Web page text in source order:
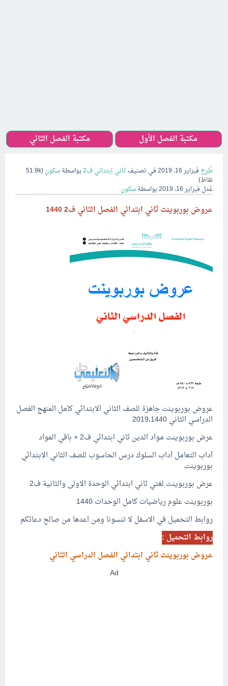
مكتبة الفصل الأول مكتبة الفصل الثاني
طُرِحفبراير 16، 2019 في تصنيف ثاني إبتدائي ف2 بواسطةسكون(
51.9k
نقاط)
عُدلفبراير 16، 2019 بواسطةسكون
عروض بوربوينت ثاني ابتدائي الفصل الثاني ف2 1440
عروض بوربوينت جاهزة للصف الثاني الابتدائي كامل المنهج الفصل
الدراسي الثاني 2019،1440
عرض بوربوينت مواد الدين ثاني ابتدائي ف2 + باقي المواد
آداب التعامل آداب السلوك درس الحاسوب للصف الثاني الابتدائي
بوربوينت
عرض بوربوينت لغتي ثاني ابتدائي الوحدة الاولى والثانية ف2
بوربوينت علوم رياضيات كامل الوحدات 1440
روابط التحميل في الاسفل لا تنسونا ومن اعدها من صالح دعائكم
روابط التحميل :
عروض بوربوينت ثاني ابتدائي الفصل الدراسي الثاني
Ad